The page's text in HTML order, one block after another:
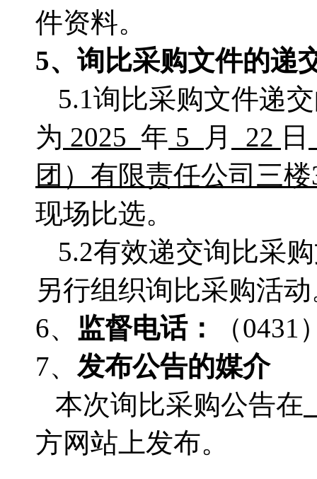
件资料。
5、 询比采购文件的递
5.1询比采购文件递
为 2025 年 5 月 22 日
团）有限责任公司三楼
现场比选。
5.2有效递交询比采
另行组织询比采购活
6、 监督电话： （0431
7、 发布公告的媒介
本次询比采购公告在
方网站上发布。